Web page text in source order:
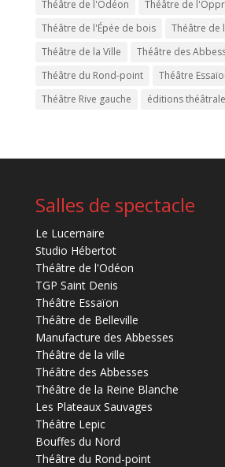
Théâtre de l'Odéon
Théâtre de
Théâtre de l'Épée de bois
Théâtre de
Théâtre de la Ville
Théâtre des
Théâtre du Rond-point
Théâtre
Théâtre Rive gauche
éditions
Salles de spectacle
Le Lucernaire
Studio Hébertot
Théâtre de l'Odéon
TGP Saint Denis
Théâtre Essaïon
Théâtre de Belleville
Manufacture des Abbesses
Théâtre de la ville
Théâtre des Abbesses
Théâtre de la Reine Blanche
Les Plateaux Sauvages
Théâtre Lepic
Bouffes du Nord
Théâtre du Rond-point